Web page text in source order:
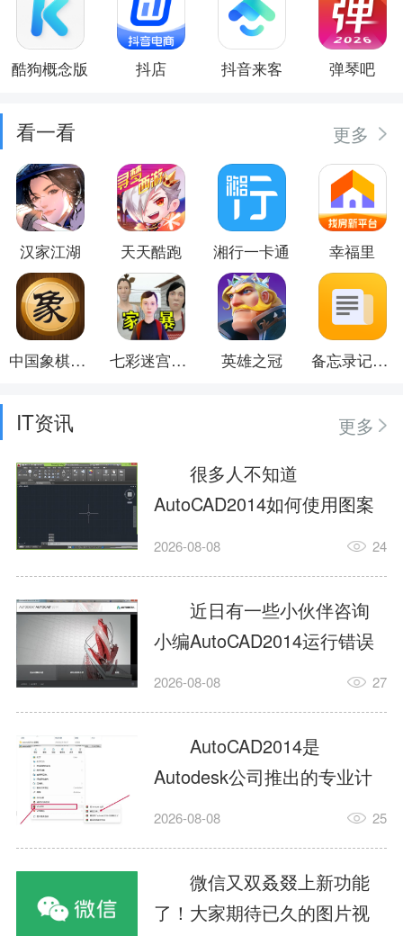
酷狗概念版 抖店 抖音来客 弹琴吧
看一看 更多
汉家江湖 天天酷跑 湘行一卡通 幸福里
中国象棋竞技版 七彩迷宫逃离冒险 英雄之冠 备忘录记事本
IT资讯
更多
很多人不知道
AutoCAD2014如何使用图案
填充?今日为你们带来的文章
用图案填充的内容，还有不
清楚小伙伴和小编一起去学
习一下吧。1.打开
AutoCAD2014这款软件，进
入AutoCAD2014的操作界
面，如图所示：2.在该界面内
找到矩形选项，如图所示：3.
点击矩...
2026-08-08 24
近日有一些小伙伴咨询
小编AutoCAD2014运行错误
怎么办?下面就为大家带来了
办的解决方法，有需要的小
伙伴可以来了解了解哦。1.打
开控制面板，选择
AutodeskAutoCAD2014。2.
等AutodeskAutoCAD2014的
安装程序加载完毕。3.选择添
加/...
2026-08-08 27
AutoCAD2014是
Autodesk公司推出的专业计
算机辅助设计（CAD）软
子、建筑、服装等多个工程
与设计领域。作为行业标准
工具之一，它提供了强大的
2026-08-08 25
微信又双叒叕上新功能
了！大家期待已久的图片视